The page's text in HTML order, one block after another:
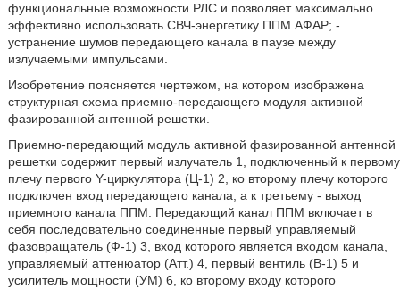
функциональные возможности РЛС и позволяет максимально
эффективно использовать СВЧ-энергетику ППМ АФАР; -
устранение шумов передающего канала в паузе между
излучаемыми импульсами.
Изобретение поясняется чертежом, на котором изображена
структурная схема приемно-передающего модуля активной
фазированной антенной решетки.
Приемно-передающий модуль активной фазированной антенной
решетки содержит первый излучатель 1, подключенный к первому
плечу первого Y-циркулятора (Ц-1) 2, ко второму плечу которого
подключен вход передающего канала, а к третьему - выход
приемного канала ППМ. Передающий канал ППМ включает в
себя последовательно соединенные первый управляемый
фазовращатель (Ф-1) 3, вход которого является входом канала,
управляемый аттенюатор (Атт.) 4, первый вентиль (В-1) 5 и
усилитель мощности (УМ) 6, ко второму входу которого